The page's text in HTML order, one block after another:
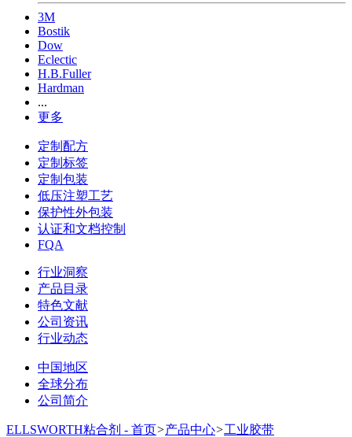
3M
Bostik
Dow
Eclectic
H.B.Fuller
Hardman
...
更多
定制配方
定制标签
定制包装
低压注塑工艺
保护性外包装
认证和文档控制
FQA
行业洞察
产品目录
特色文献
公司资讯
行业动态
中国地区
全球分布
公司简介
ELLSWORTH粘合剂 - 首页>产品中心>工业胶带